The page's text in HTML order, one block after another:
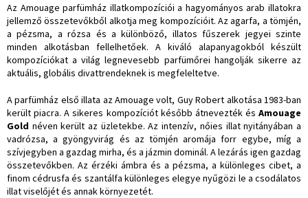
Az Amouage parfümház illatkompozíciói a hagyományos arab illatokra
jellemző összetevőkből alkotja meg kompozícióit. Az agarfa, a tömjén,
a pézsma, a rózsa és a különböző, illatos fűszerek jegyei szinte
minden alkotásban fellelhetőek. A kiváló alapanyagokból készült
kompozíciókat a világ legnevesebb parfümőrei hangolják sikerre az
aktuális, globális divattrendeknek is megfeleltetve.
A parfümház első illata az Amouage volt, Guy Robert alkotása 1983-ban
került piacra. A sikeres kompozíciót később átnevezték és Amouage
Gold néven került az üzletekbe. Az intenzív, nőies illat nyitányában a
vadrózsa, a gyöngyvirág és az tömjén aromája forr egybe, míg a
szívjegyben a gazdag mirha, és a jázmin dominál. A lezárás igen gazdag
összetevőkben. Az érzéki ámbra és a pézsma, a különleges cibet, a
finom cédrusfa és szantálfa különleges elegye nyűgözi le a csodálatos
illat viselőjét és annak környezetét.